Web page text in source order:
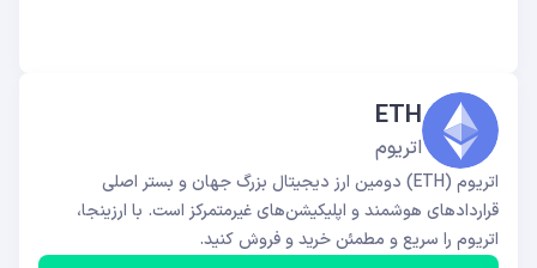
ETH
اتریوم
اتریوم (ETH) دومین ارز دیجیتال بزرگ جهان و بستر اصلی
قراردادهای هوشمند و اپلیکیشن‌های غیرمتمرکز است. با ارزینجا،
اتریوم را سریع و مطمئن خرید و فروش کنید.